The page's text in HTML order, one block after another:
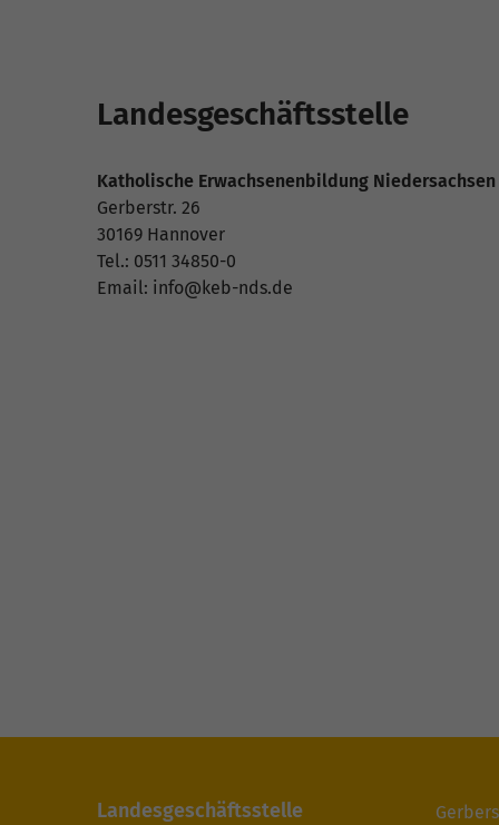
Landesgeschäftsstelle
Katholische Erwachsenenbildung Niedersachsen
Gerberstr. 26
30169 Hannover
Tel.: 0511 34850-0
Email: info@keb-nds.de
Landesgeschäftsstelle